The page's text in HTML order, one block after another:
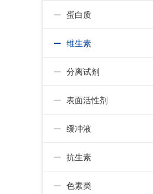
蛋白质
维生素
分离试剂
表面活性剂
缓冲液
抗生素
色素类